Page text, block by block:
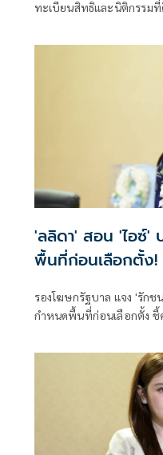
ทะเบียนสิทธิและนิติกรรม
กทม.เป็นสำนักงานที่ดินอิเ
'ลลิดา' สอน 'ไอซ์'
พื้นที่ก่อนเลือกตั้ง!
รองโฆษกรัฐบาล แจง 'รักช
กำหนดพื้นที่ก่อนเลือกตั้ง ชี้